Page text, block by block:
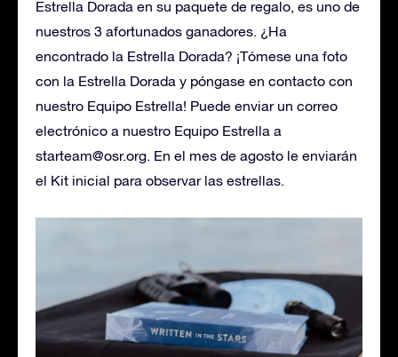
Estrella Dorada en su paquete de regalo, es uno de
nuestros 3 afortunados ganadores. ¿Ha
encontrado la Estrella Dorada? ¡Tómese una foto
con la Estrella Dorada y póngase en contacto con
nuestro Equipo Estrella! Puede enviar un correo
electrónico a nuestro Equipo Estrella a
starteam@osr.org. En el mes de agosto le enviarán
el Kit inicial para observar las estrellas.